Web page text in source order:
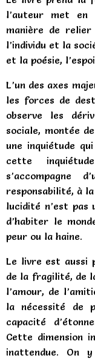
l’auteur met en
manière de
l’individu et la
et la poésie,
L’un des axes
les forces de
observe les
sociale, montée
une inquiétude
cette
responsabilité, à
lucidité n’est pas
d’habiter le
peur ou la haine.
Le livre est aussi
de la fragilité, de
l’amour, de
la nécessité de
capacité
Cette dimension
inattendue. On